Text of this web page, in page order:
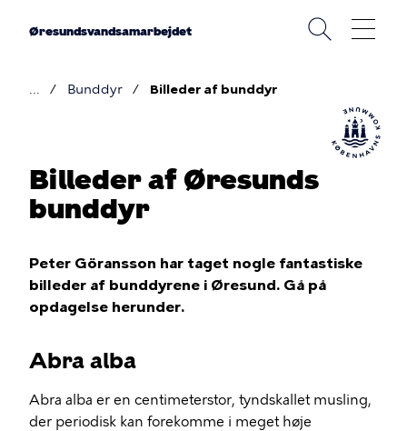
Øresundsvandsamarbejdet
Bunddyr Billeder af bunddyr
Billeder af Øresunds
bunddyr
Peter Göransson har taget nogle fantastiske
billeder af bunddyrene i Øresund. Gå på
opdagelse herunder.
Abra alba
Abra alba er en centimeterstor, tyndskallet musling,
der periodisk kan forekomme i meget høje